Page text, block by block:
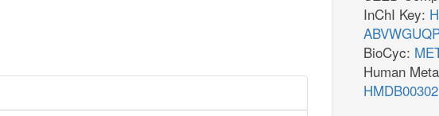
InChI Key:
BioCyc:
Human
HMDB00302